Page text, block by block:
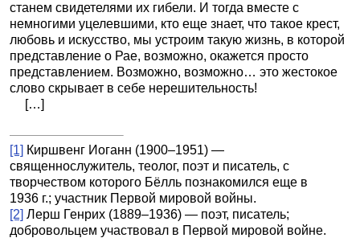
станем свидетелями их гибели. И тогда вместе с
немногими уцелевшими, кто еще знает, что такое крест,
любовь и искусство, мы устроим такую жизнь, в которой
представление о Рае, возможно, окажется просто
представлением. Возможно, возможно… это жестокое
слово скрывает в себе нерешительность!
[…]
[1] Киршвенг Иоганн (1900–1951) —
священнослужитель, теолог, поэт и писатель, с
творчеством которого Бёлль познакомился еще в
1936 г.; участник Первой мировой войны.
[2] Лерш Генрих (1889–1936) — поэт, писатель;
добровольцем участвовал в Первой мировой войне.